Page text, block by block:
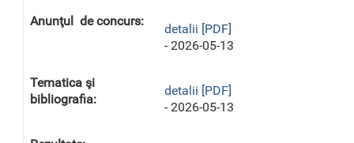
detalii [PDF]
- 2026-05-13
detalii [PDF]
- 2026-05-13